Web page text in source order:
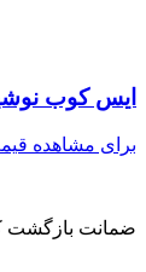
ایس کوب
برای مشاهده
ضمانت بازگشت